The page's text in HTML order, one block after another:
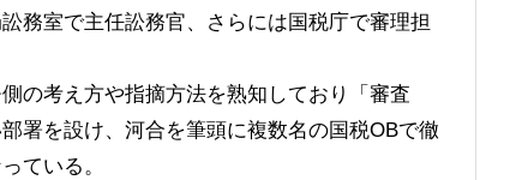
務室で主任訟務官、さらには国税庁で審理担
の考え方や指摘方法を熟知しており「審査
署を設け、河合を筆頭に複数名の国税OBで徹
ている。